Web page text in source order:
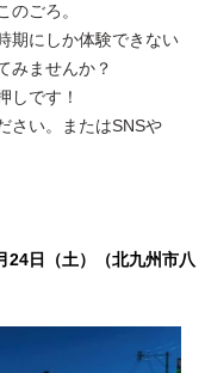
のごろ。
期にしか体験できない
みませんか？
しです！
さい。またはSNSや
24日（土）（北九州市八